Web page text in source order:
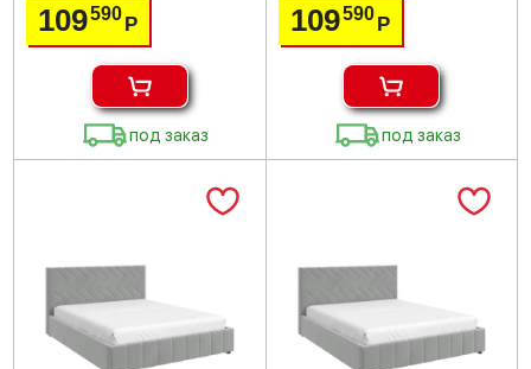
109590Р
под заказ
109590 Р
под заказ